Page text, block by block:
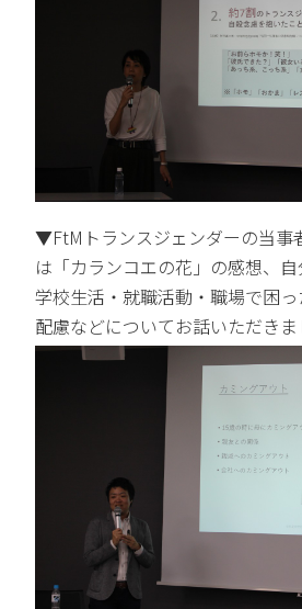
▼FtMトランスジェンダーの当事
は「カランコエの花」の感想、
学校生活・就職活動・職場で困
配慮などについてお話いただきま